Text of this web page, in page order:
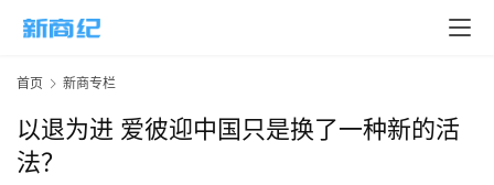
首页 新商专栏
以退为进 爱彼迎中国只是换了一种新的活
法？